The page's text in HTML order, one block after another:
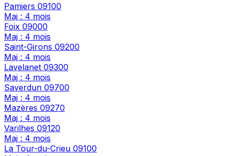
Pamiers 09100
Maj : 4 mois
Foix 09000
Maj : 4 mois
Saint-Girons 09200
Maj : 4 mois
Lavelanet 09300
Maj : 4 mois
Saverdun 09700
Maj : 4 mois
Mazères 09270
Maj : 4 mois
Varilhes 09120
Maj : 4 mois
La Tour-du-Crieu 09100